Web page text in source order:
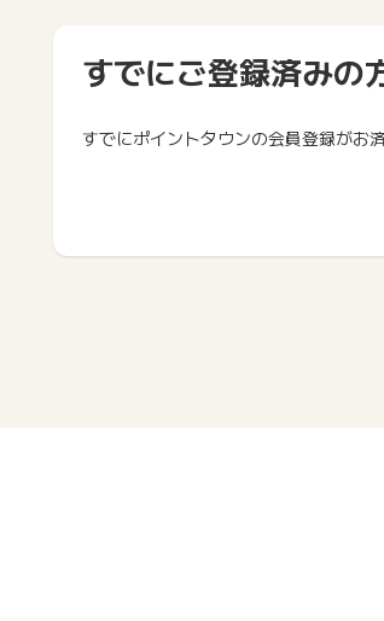
すでにご登録済みの
すでにポイントタウンの会員登録がお